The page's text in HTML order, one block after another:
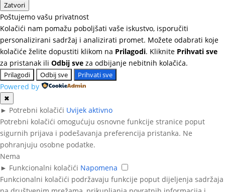
Zatvori
Poštujemo vašu privatnost
Kolačići nam pomažu poboljšati vaše iskustvo, isporučiti
personalizirani sadržaj i analizirati promet. Možete odabrati koje
kolačiće želite dopustiti klikom na Prilagodi. Kliknite Prihvati sve
za pristanak ili Odbij sve za odbijanje nebitnih kolačića.
Prilagodi Odbij sve Prihvati sve
Powered by
✖
► Potrebni kolačići Uvijek aktivno
Potrebni kolačići omogućuju osnovne funkcije stranice poput
sigurnih prijava i podešavanja preferencija pristanka. Ne
pohranjuju osobne podatke.
Nema
► Funkcionalni kolačići Napomena
Funkcionalni kolačići podržavaju funkcije poput dijeljenja sadržaja